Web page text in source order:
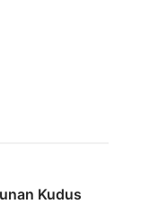
Kudus